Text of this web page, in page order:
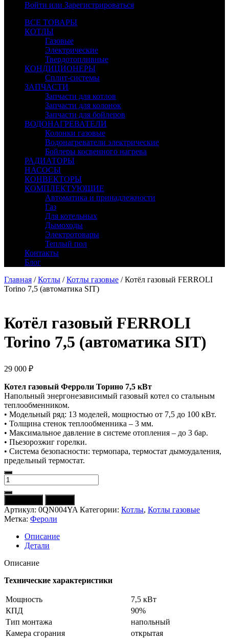
Войти или Зарегистрироваться
ВСЕ ТОВАРЫ
КОТЛЫ
Газовые
Электрические
Твердотопливные
КОНДИЦИОНЕРЫ
Сплит-системы
ЗАПЧАСТИ
Запчасти для котлов
Запчасти для колонок
Запчасти для бойлеров
ВОДОНАГРЕВАТЕЛИ
Колонки газовые
Водонагреватели электрические
Бойлеры косвенного нагрева
РАДИАТОРЫ
НАСОСЫ
КОНВЕКТОРЫ
КОМПЛЕКТУЮЩИЕ
Автоматика и принадлежности
Газ
Для котельных
Дымоходы
Электротовары
Теплый пол
Контакты
Блог
Главная /Котлы /Котлы газовые / Котёл газовый FERROLI
Torino 7,5 (автоматика SIT)
Котёл газовый FERROLI
Torino 7,5 (автоматика SIT)
29 000 ₽
Котел газовый Ферроли Торино 7,5 кВт
Напольный энергонезависимый газовый котел со стальным
теплообменником.
• Модельный ряд: 13 моделей, мощностью от 7,5 до 100 кВт.
• Толщина стенок теплообменника – 3 мм.
• Максимальное давление в системе отопления – до 3 бар.
• Пьезорозжиг горелки.
• Система безопасности: термопара, термостат дымоудаления,
предельный термостат.
Количество
товара
Котёл
газовый
FERROLI
Torino
(автоматика
Артикул: 0QN004YA Категории: Котлы, Котлы газовые
Метка: Фероли
Описание
Детали
Описание
Технические характеристики
Мощность
7,5 кВт
КПД
90%
Тип монтажа
напольный
Камера сгорания
открытая